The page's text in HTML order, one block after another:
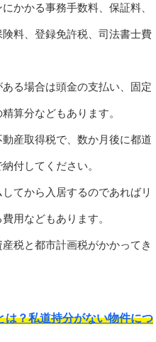
かかる事務手数料、保証料、
料、登録免許税、司法書士費
る場合は頭金の支払い、固定
算分などもあります。
産取得税で、数か月後に都道
付してください。
てから入居するのであればリ
用などもあります。
税と都市計画税がかかってき
は？私道持分がない物件につ